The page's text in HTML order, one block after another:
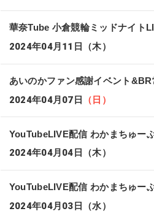
華奈Tube 小倉競輪ミッドナイト
2024年04月11日 （木）
あいのかファン感謝イベント
2024年04月07日 （日）
YouTubeLIVE配信 わかまちゅー
2024年04月04日 （木）
YouTubeLIVE配信 わかまちゅー
2024年04月03日 （水）